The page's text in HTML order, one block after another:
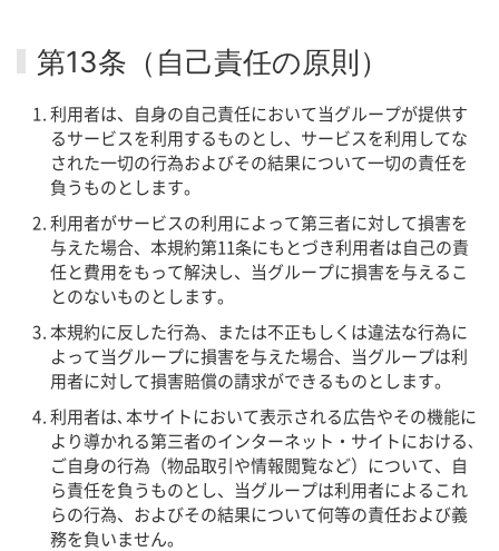
第13条（自己責任の原則）
利用者は、自身の自己責任において当グループが提供す
るサービスを利用するものとし、サービスを利用してな
された一切の行為およびその結果について一切の責任を
負うものとします。
利用者がサービスの利用によって第三者に対して損害を
与えた場合、本規約第11条にもとづき利用者は自己の責
任と費用をもって解決し、当グループに損害を与えるこ
とのないものとします。
本規約に反した行為、または不正もしくは違法な行為に
よって当グループに損害を与えた場合、当グループは利
用者に対して損害賠償の請求ができるものとします。
利用者は､本サイトにおいて表示される広告やその機能に
より導かれる第三者のインターネット・サイトにおける､
ご自身の行為（物品取引や情報閲覧など）について、自
ら責任を負うものとし、当グループは利用者によるこれ
らの行為、およびその結果について何等の責任および義
務を負いません。